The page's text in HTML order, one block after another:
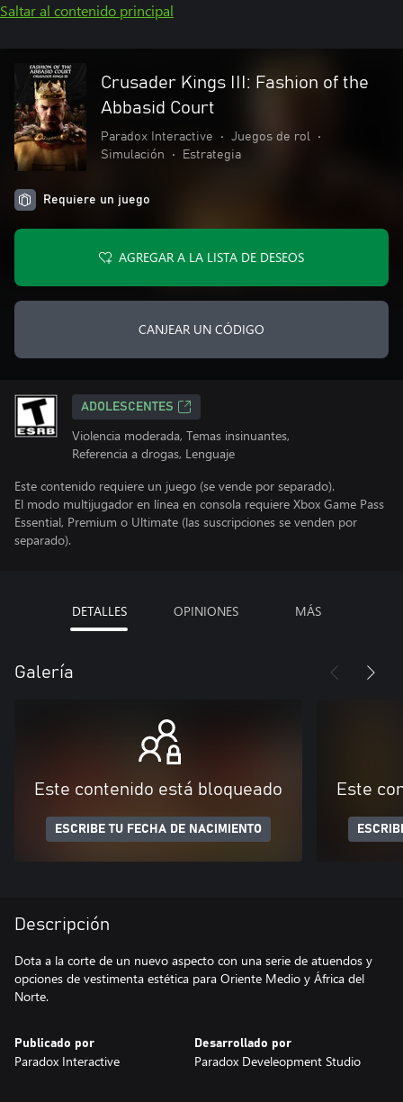
Saltar al contenido principal
Crusader Kings III: Fashion of the
Abbasid Court
Paradox Interactive • Juegos de rol
•
Simulación
• Estrategia
Requiere un juego
AGREGAR A LA LISTA DE DESEOS
CANJEAR UN CÓDIGO
ADOLESCENTES
Violencia moderada, Temas insinuantes,
Referencia a drogas, Lenguaje
Este contenido requiere un juego (se vende por separado).
El modo multijugador en línea en consola requiere Xbox Game Pass
Essential, Premium o Ultimate (las suscripciones se venden por
separado).
DETALLES OPINIONES MÁS
Galería
Este contenido está bloqueado
ESCRIBE TU FECHA DE NACIMIENTO
Este
Descripción
Dota a la corte de un nuevo aspecto con una serie de atuendos y
opciones de vestimenta estética para Oriente Medio y África del
Norte.
Publicado por
Paradox Interactive
Desarrollado por
Paradox Develeopment Studio